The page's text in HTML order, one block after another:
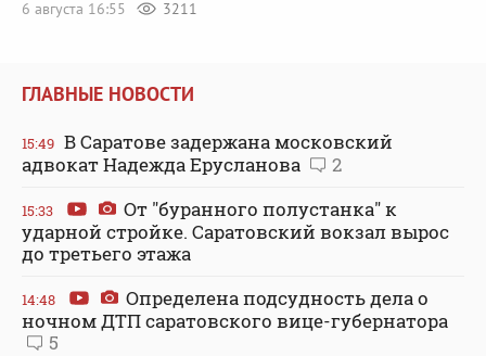
6 августа 16:55
3211
ГЛАВНЫЕ НОВОСТИ
15:49 В Саратове задержана московский
адвокат Надежда Ерусланова
2
15:33
От "буранного полустанка" к
ударной стройке. Саратовский вокзал вырос
до третьего этажа
14:48
Определена подсудность дела о
ночном ДТП саратовского вице-губернатора
5